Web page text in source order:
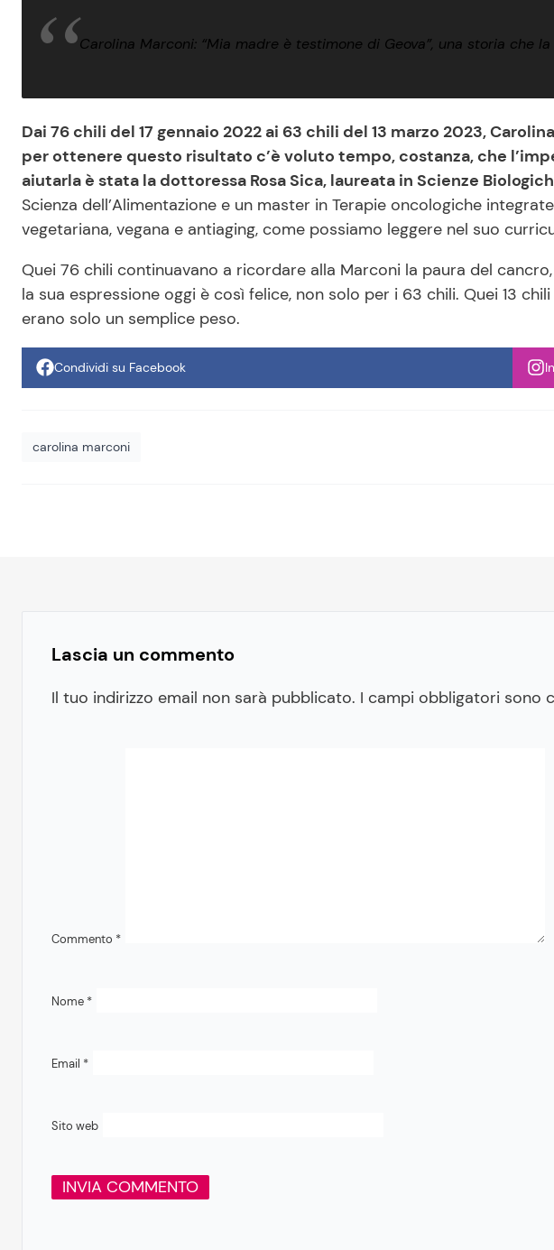
Carolina Marconi: “Mia madre è testimone di Geova”, una storia che
Dai 76 chili del 17 gennaio 2022 ai 63 chili del 13 marzo 2023,
per ottenere questo risultato c’è voluto tempo, costanza, che
aiutarla è stata la dottoressa Rosa Sica, laureata in Scienze
Scienza dell’Alimentazione e un master in Terapie oncologiche
vegetariana, vegana e antiaging, come possiamo leggere nel suo
Quei 76 chili continuavano a ricordare alla Marconi la paura del
la sua espressione oggi è così felice, non solo per i 63 chili. Quei 13
erano solo un semplice peso.
Condividi su Facebook
carolina marconi
Lascia un commento
Il tuo indirizzo email non sarà pubblicato. I campi obbligatori sono
Commento *
Nome *
Email *
Sito web